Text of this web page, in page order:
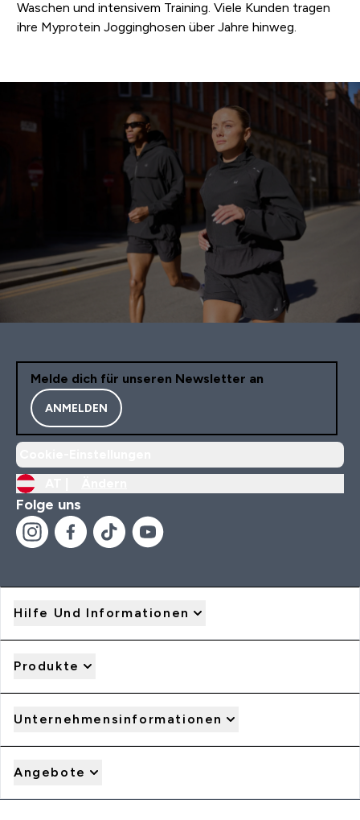
Waschen und intensivem Training. Viele Kunden tragen
ihre Myprotein Jogginghosen über Jahre hinweg.
Melde dich für unseren Newsletter an
ANMELDEN
Folge uns
Hilfe Und Informationen
Produkte
Unternehmensinformationen
Angebote